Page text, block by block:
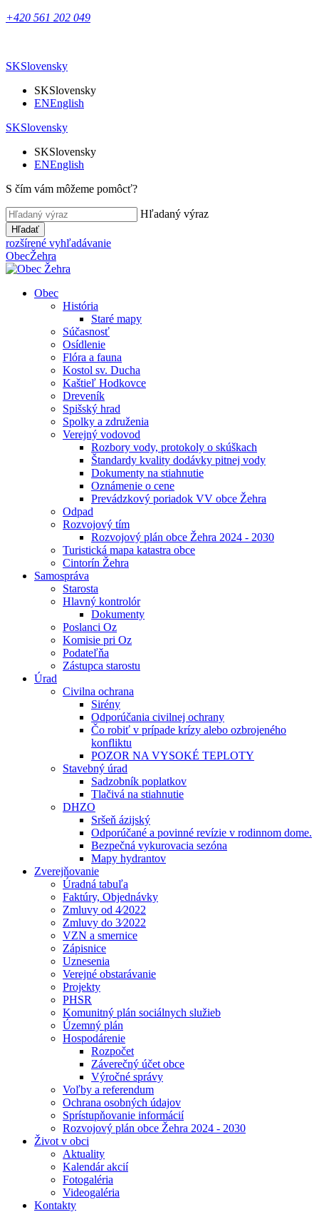
+420 561 202 049
SKSlovensky
SKSlovensky
ENEnglish
SKSlovensky
SKSlovensky
ENEnglish
S čím vám môžeme pomôcť?
Hľadaný výraz
Hľadať
rozšírené vyhľadávanie
ObecŽehra
Obec
História
Staré mapy
Súčasnosť
Osídlenie
Flóra a fauna
Kostol sv. Ducha
Kaštieľ Hodkovce
Dreveník
Spišský hrad
Spolky a združenia
Verejný vodovod
Rozbory vody, protokoly o skúškach
Štandardy kvality dodávky pitnej vody
Dokumenty na stiahnutie
Oznámenie o cene
Prevádzkový poriadok VV obce Žehra
Odpad
Rozvojový tím
Rozvojový plán obce Žehra 2024 - 2030
Turistická mapa katastra obce
Cintorín Žehra
Samospráva
Starosta
Hlavný kontrolór
Dokumenty
Poslanci Oz
Komisie pri Oz
Podateľňa
Zástupca starostu
Úrad
Civilna ochrana
Sirény
Odporúčania civilnej ochrany
Čo robiť v prípade krízy alebo ozbrojeného
konfliktu
POZOR NA VYSOKÉ TEPLOTY
Stavebný úrad
Sadzobník poplatkov
Tlačivá na stiahnutie
DHZO
Sršeň ázijský
Odporúčané a povinné revízie v rodinnom dome.
Bezpečná vykurovacia sezóna
Mapy hydrantov
Zverejňovanie
Úradná tabuľa
Faktúry, Objednávky
Zmluvy od 4⁄2022
Zmluvy do 3⁄2022
VZN a smernice
Zápisnice
Uznesenia
Verejné obstarávanie
Projekty
PHSR
Komunitný plán sociálnych služieb
Územný plán
Hospodárenie
Rozpočet
Záverečný účet obce
Výročné správy
Voľby a referendum
Ochrana osobných údajov
Sprístupňovanie informácií
Rozvojový plán obce Žehra 2024 - 2030
Život v obci
Aktuality
Kalendár akcií
Fotogaléria
Videogaléria
Kontakty